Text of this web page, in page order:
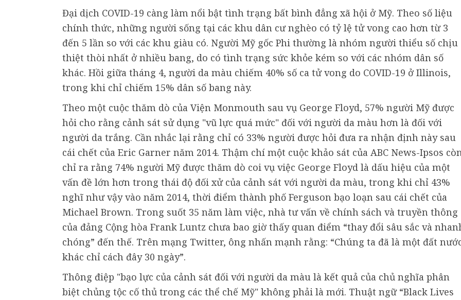
Đại dịch COVID-19 càng làm nổi bật tình trạng bất bình đẳng xã hội ở Mỹ. Theo số liệu
chính thức, những người sống tại các khu dân cư nghèo có tỷ lệ tử vong cao hơn từ 3
đến 5 lần so với các khu giàu có. Người Mỹ gốc Phi thường là nhóm người thiểu số chịu
thiệt thòi nhất ở nhiều bang, do có tình trạng sức khỏe kém so với các nhóm dân số
khác. Hồi giữa tháng 4, người da màu chiếm 40% số ca tử vong do COVID-19 ở Illinois,
trong khi chỉ chiếm 15% dân số bang này.
Theo một cuộc thăm dò của Viện Monmouth sau vụ George Floyd, 57% người Mỹ được
hỏi cho rằng cảnh sát sử dụng "vũ lực quá mức" đối với người da màu hơn là đối với
người da trắng. Cần nhắc lại rằng chỉ có 33% người được hỏi đưa ra nhận định này sau
cái chết của Eric Garner năm 2014. Thậm chí một cuộc khảo sát của ABC News-Ipsos
chỉ ra rằng 74% người Mỹ được thăm dò coi vụ việc George Floyd là dấu hiệu của một
vấn đề lớn hơn trong thái độ đối xử của cảnh sát với người da màu, trong khi chỉ 43%
nghĩ như vậy vào năm 2014, thời điểm thành phố Ferguson bạo loạn sau cái chết của
Michael Brown. Trong suốt 35 năm làm việc, nhà tư vấn về chính sách và truyền thông
của đảng Cộng hòa Frank Luntz chưa bao giờ thấy quan điểm “thay đổi sâu sắc và
chóng” đến thế. Trên mạng Twitter, ông nhấn mạnh rằng: “Chúng ta đã là một đất
khác chỉ cách đây 30 ngày”.
Thông điệp "bạo lực của cảnh sát đối với người da màu là kết quả của chủ nghĩa phân
biệt chủng tộc cố thủ trong các thể chế Mỹ" không phải là mới. Thuật ngữ “Black Lives